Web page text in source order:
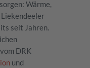
Wärme,
seit Jahren.
DRK
und